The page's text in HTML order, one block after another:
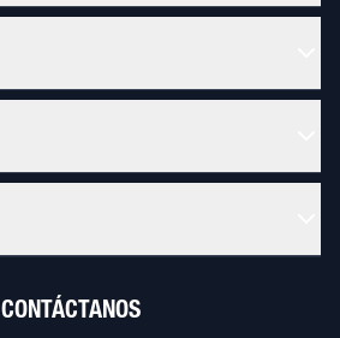
CONTÁCTANOS